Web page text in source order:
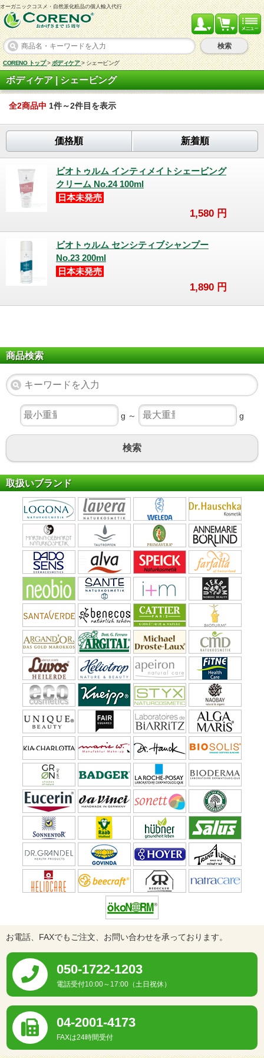
オーガニックコスメ・自然派化粧品の個人輸入代行
検索
CORENO トップ > ボディケア > シェービング
ボディケア | シェービング
全2商品中 1件～2件目を表示
価格順 新着順
ビオトゥルム インティメイトシェービング
クリーム No.24 100ml
日本未発売
1,580 円
ビオトゥルム センシティブシャンプー
No.23 200ml
日本未発売
1,890 円
商品検索
g ～ g
検索
取扱いブランド
お電話、FAXでもご注文、お問い合わせを承っております。
050-1722-1203
電話受付10:00～17:00（土日祝休）
04-2001-4173
FAXは24時間受付